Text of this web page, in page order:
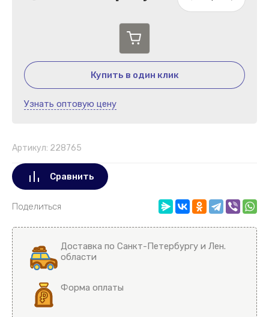
Купить в один клик
Узнать оптовую цену
Артикул: 228765
Сравнить
Поделиться
Доставка по Санкт-Петербургу и Лен.
области
Форма оплаты